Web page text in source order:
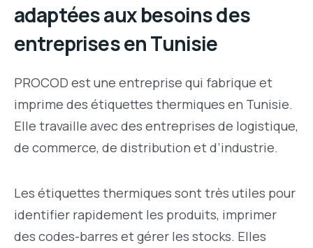
adaptées aux besoins des
entreprises en Tunisie
PROCOD est une entreprise qui fabrique et
imprime des étiquettes thermiques en Tunisie.
Elle travaille avec des entreprises de logistique,
de commerce, de distribution et d’industrie.
Les étiquettes thermiques sont très utiles pour
identifier rapidement les produits, imprimer
des codes-barres et gérer les stocks. Elles